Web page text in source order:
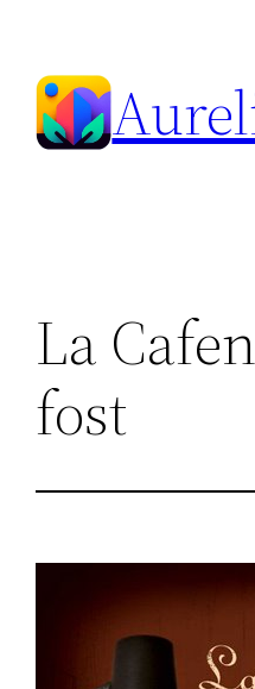
content
La
fost